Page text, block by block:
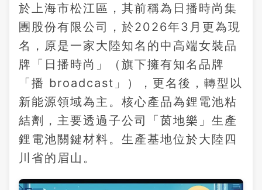
於上海市松江區，其前稱為日播時尚集
團股份有限公司，於2026年3月更為現
名，原是一家大陸知名的中高端女裝品
牌「日播時尚」（旗下擁有知名品牌
「播 broadcast」），更名後，轉型以
新能源領域為主。核心產品為鋰電池粘
結劑，主要透過子公司「茵地樂」生產
鋰電池關鍵材料。生產基地位於大陸四
川省的眉山。